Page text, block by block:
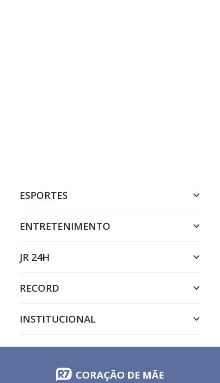
ESPORTES
ENTRETENIMENTO
JR 24H
RECORD
INSTITUCIONAL
CORAÇÃO DE MÃE